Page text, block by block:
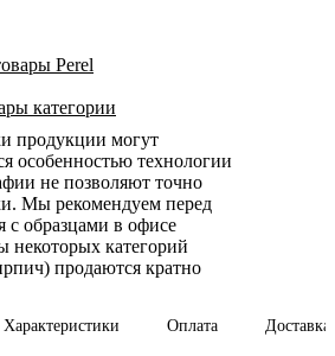
Perel
категории
продукции могут
особенностью технологии
не позволяют точно
Мы рекомендуем перед
с образцами в офисе
категорий
продаются кратно
Характеристики Оплата Доставка